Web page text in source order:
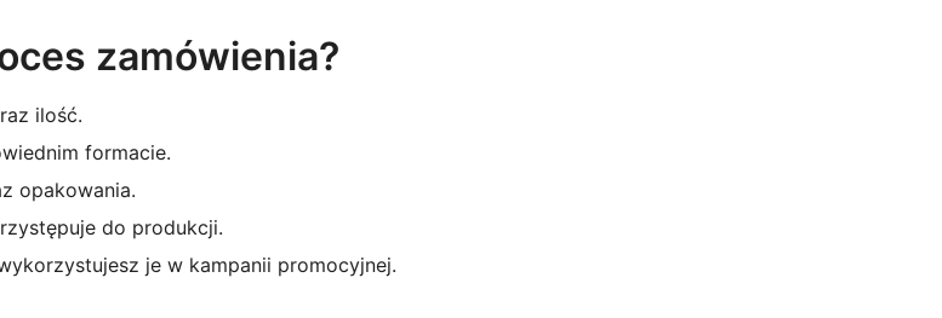
zamówienia?
ilość.
formacie.
opakowania.
do produkcji.
je w kampanii promocyjnej.